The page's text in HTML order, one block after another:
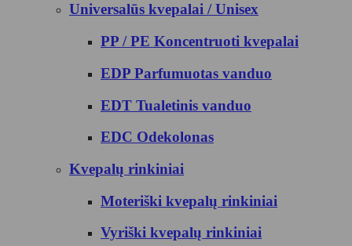
Universalūs kvepalai / Unisex
PP / PE Koncentruoti kvepalai
EDP Parfumuotas vanduo
EDT Tualetinis vanduo
EDC Odekolonas
Kvepalų rinkiniai
Moteriški kvepalų rinkiniai
Vyriški kvepalų rinkiniai